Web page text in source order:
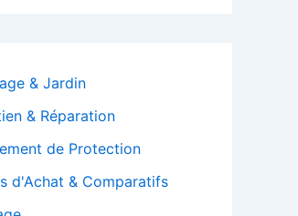
& Jardin
& Réparation
de Protection
d'Achat & Comparatifs